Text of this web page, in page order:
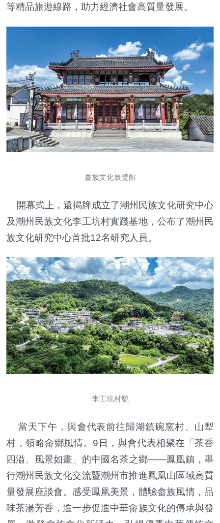
等精品旅遊線路，助力經濟社會高質量發展。
畲族文化展覽館
開幕式上，還揭牌成立了潮州民族文化研究中心
及潮州民族文化李工坑村實踐基地，公布了潮州民
族文化研究中心首批12名研究人員。
李工坑村貌
當天下午，與會代表前往歸湖鎮碗窯村、山犁
村，領略畲鄉風情。9日，與會代表相聚在「茶香
四溢、風景如畫」的中國名茶之鄉——鳳凰鎮，舉
行潮州民族文化交流暨潮州市推進鳳凰山區域高質
量發展座談會。感受鳳凰美景，體驗畲族風情，品
味茶湯芳香，進一步促進中華畲族文化的傳承與發